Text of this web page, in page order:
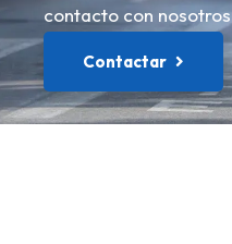
contacto con nosotros
Contactar